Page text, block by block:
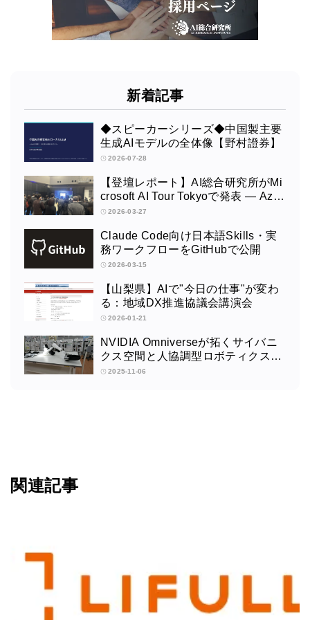
新着記事
◆スピーカーシリーズ◆中国製主要
生成AIモデルの全体像【野村證券】
2026-07-28
【登壇レポート】AI総合研究所がMi
crosoft AI Tour Tokyoで発表 ― Azur
e OpenAI × Fabric × TeamsによるAI
2026-03-27
Claude Code向け日本語Skills・実
務ワークフローをGitHubで公開
2026-03-15
【山梨県】AIで"今日の仕事"が変わ
る：地域DX推進協議会講演会
2026-01-21
NVIDIA Omniverseが拓くサイバニ
クス空間と人協調型ロボティクスの
未来：筑波大学サイバニクス研究セ
2025-11-06
関連記事